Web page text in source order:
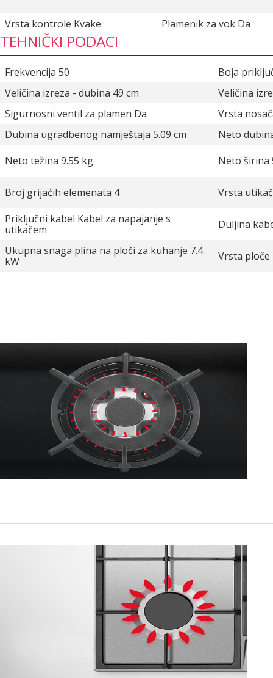
Vrsta kontrole Kvake Plamenik za vok Da
TEHNIČKI PODACI
Frekvencija 50
Boja
Veličina izreza - dubina 49 cm
Veličina
Sigurnosni ventil za plamen Da
Vrsta
Dubina ugradbenog namještaja 5.09 cm
Neto
Neto težina 9.55 kg
Neto širina
Broj grijaćih elemenata 4
Vrsta
Priključni kabel Kabel za napajanje s
utikačem
Duljina
Ukupna snaga plina na ploči za kuhanje 7.4
kW
Vrsta ploče